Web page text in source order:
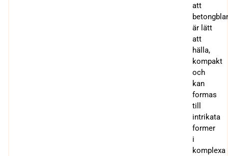
att
är lätt
att
hälla,
kompakt
och
kan
formas
till
intrikata
former
i
komplexa